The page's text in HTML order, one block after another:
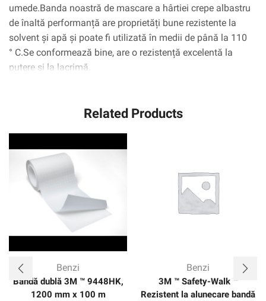
umede.Banda noastră de mascare a hârtiei crepe albastru
de înaltă performanță are proprietăți bune rezistente la
solvent și apă și poate fi utilizată în medii de până la 110
° C.Se conformează bine, are o rezistență excelentă la
putere și la lacrimă.
Related Products
Benzi
Bandă dublă 3M ™ 9448HK,
1200 mm x 100 m
Benzi
3M ™ Safety-Walk ™
Rezistent la alunecare bandă